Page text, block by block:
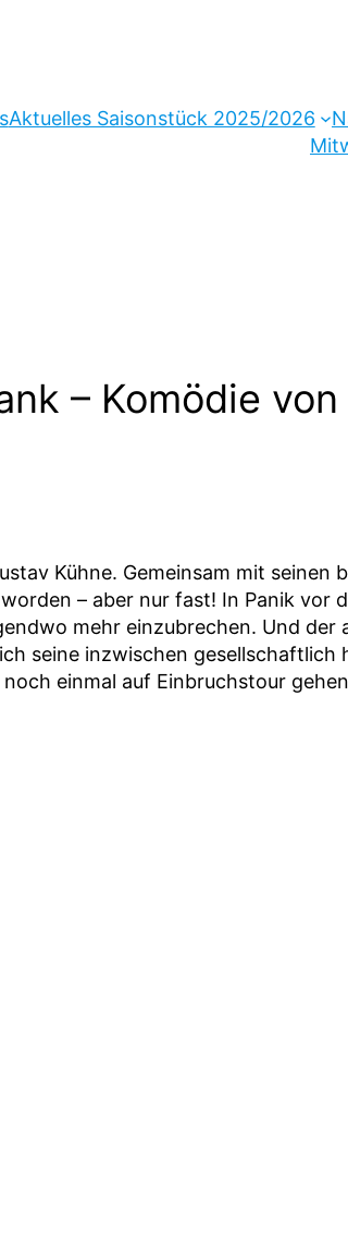
Aktuelles Saisonstück 2025/2026
– Komödie
Kühne. Gemeinsam mit
– aber nur fast! In Panik vor
mehr einzubrechen. Und
seine inzwischen gesellschaftlich
einmal auf Einbruchstour